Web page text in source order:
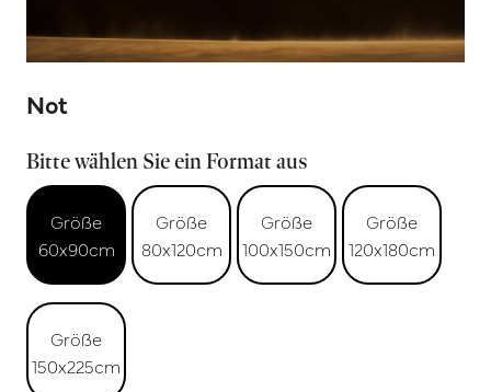
Not
Bitte wählen Sie ein Format aus
Größe
60x90cm
Größe
80x120cm
Größe
100x150cm
Größe
120x180cm
Größe
150x225cm